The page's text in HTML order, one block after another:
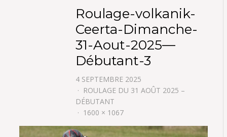
Roulage-volkanik-
Ceerta-Dimanche-
31-Aout-2025—
Débutant-3
4 SEPTEMBRE 2025
ROULAGE DU 31 AOÛT 2025 –
DÉBUTANT
1600 × 1067